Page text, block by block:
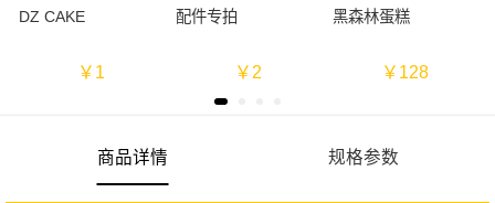
DZ CAKE
￥1
配件专拍
￥2
黑森林蛋糕
￥128
商品详情 规格参数